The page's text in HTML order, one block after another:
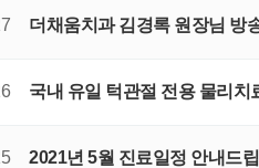
더채움치과 김경록 원장님 방
국내 유일 턱관절 전용 물리치
2021년 5월 진료일정 안내드